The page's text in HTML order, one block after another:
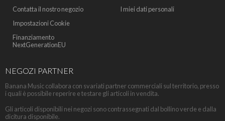
Contatta il nostro negozio
Impostazioni Cookie
Finanziamento
NextGenerationEU
I miei dati personali
NEGOZI PARTNER
Banana Music collabora con svariati partner commerciali sul territorio, presso
i quali è possibile reperire e testare gli articoli in vendita.
Gli articoli disponibili nei negozi sono contrassegnati dal bollino verde e dalla
dicitura disponibile.